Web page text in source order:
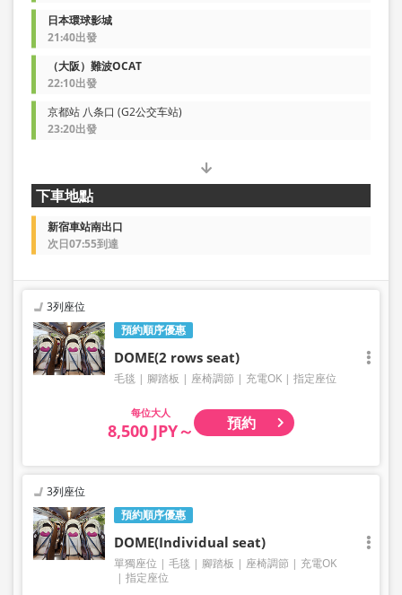
日本環球影城
21:40出發
（大阪）難波OCAT
22:10出發
京都站 八条口 (G2公交车站)
23:20出發
下車地點
新宿車站南出口
次日07:55到達
預約順序優惠
3列座位
DOME(2 rows seat)
毛毯 腳踏板 座椅調節 充電OK 指定座位
大人
8,500 JPY～ 預約
預約順序優惠
3列座位
DOME(Individual seat)
單獨座位 毛毯 腳踏板 座椅調節
充電OK
指定座位